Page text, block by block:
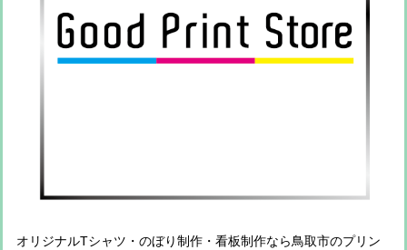
オリジナルTシャツ・のぼり制作・看板制作なら鳥取市のプリン